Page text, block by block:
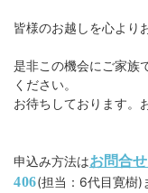
皆様のお越しを心より
是非この機会にご家族
ください。
お待ちしております。
申込み方法はお問合
406(担当：6代目寛樹)